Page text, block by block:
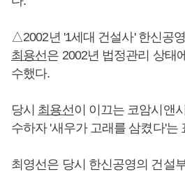
△2002년 '1세대 건설사' 한신공
최용선은 2002년 법정관리 상태
수했다.
당시 최용선이 이끄는 코암시앤
수하자 '새우가 고래를 삼켰다'는
최영선은 당시 한신공영의 건설